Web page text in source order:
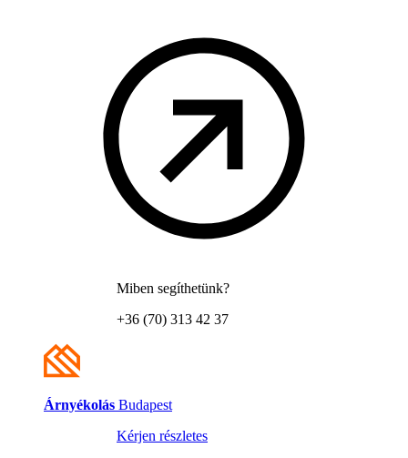
Miben segíthetünk?
+36 (70) 313 42 37
Árnyékolás Budapest
Kérjen részletes